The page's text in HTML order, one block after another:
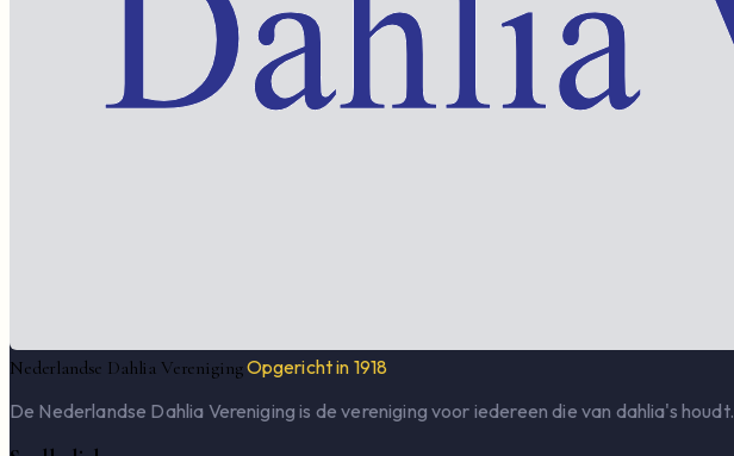
Nederlandse Dahlia VerenigingOpgericht in 1918
De Nederlandse Dahlia Vereniging is de vereniging voor iedereen die van dahlia's houdt.